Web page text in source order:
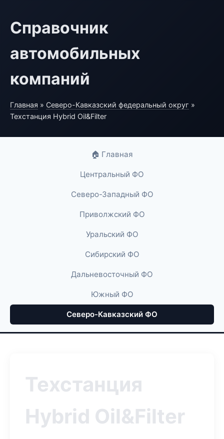
Справочник
автомобильных
компаний
Главная » Северо-Кавказский федеральный округ »
Техстанция Hybrid Oil&Filter
🏠 Главная
Центральный ФО
Северо-Западный ФО
Приволжский ФО
Уральский ФО
Сибирский ФО
Дальневосточный ФО
Южный ФО
Северо-Кавказский ФО
Техстанция
Hybrid Oil&Filter